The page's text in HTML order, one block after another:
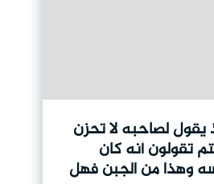
يقول لصاحبه لا تحزن
تقولون أنه كان
وهذا من الجبن فهل